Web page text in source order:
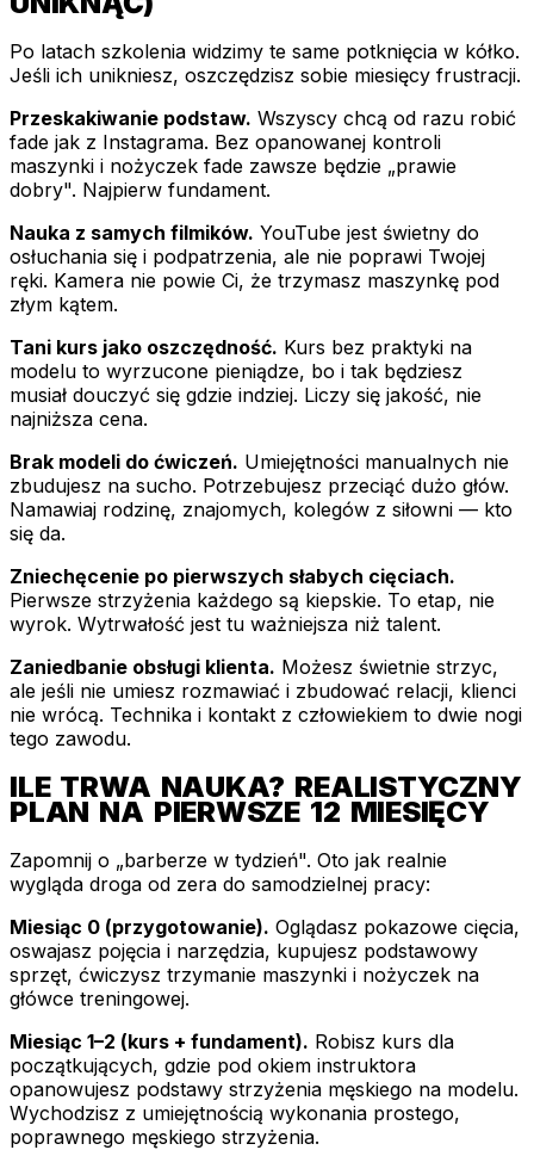
Po latach szkolenia widzimy te same potknięcia w kółko.
Jeśli ich unikniesz, oszczędzisz sobie miesięcy frustracji.
Przeskakiwanie podstaw. Wszyscy chcą od razu robić
fade jak z Instagrama. Bez opanowanej kontroli
maszynki i nożyczek fade zawsze będzie „prawie
dobry". Najpierw fundament.
Nauka z samych filmików. YouTube jest świetny do
osłuchania się i podpatrzenia, ale nie poprawi Twojej
ręki. Kamera nie powie Ci, że trzymasz maszynkę pod
złym kątem.
Tani kurs jako oszczędność. Kurs bez praktyki na
modelu to wyrzucone pieniądze, bo i tak będziesz
musiał douczyć się gdzie indziej. Liczy się jakość, nie
najniższa cena.
Brak modeli do ćwiczeń. Umiejętności manualnych nie
zbudujesz na sucho. Potrzebujesz przeciąć dużo głów.
Namawiaj rodzinę, znajomych, kolegów z siłowni — kto
się da.
Zniechęcenie po pierwszych słabych cięciach.
Pierwsze strzyżenia każdego są kiepskie. To etap, nie
wyrok. Wytrwałość jest tu ważniejsza niż talent.
Zaniedbanie obsługi klienta. Możesz świetnie strzyc,
ale jeśli nie umiesz rozmawiać i zbudować relacji, klienci
nie wrócą. Technika i kontakt z człowiekiem to dwie nogi
tego zawodu.
ILE TRWA NAUKA? REALISTYCZNY
PLAN NA PIERWSZE 12 MIESIĘCY
Zapomnij o „barberze w tydzień". Oto jak realnie
wygląda droga od zera do samodzielnej pracy:
Miesiąc 0 (przygotowanie). Oglądasz pokazowe cięcia,
oswajasz pojęcia i narzędzia, kupujesz podstawowy
sprzęt, ćwiczysz trzymanie maszynki i nożyczek na
główce treningowej.
Miesiąc 1–2 (kurs + fundament). Robisz kurs dla
początkujących, gdzie pod okiem instruktora
opanowujesz podstawy strzyżenia męskiego na modelu.
Wychodzisz z umiejętnością wykonania prostego,
poprawnego męskiego strzyżenia.